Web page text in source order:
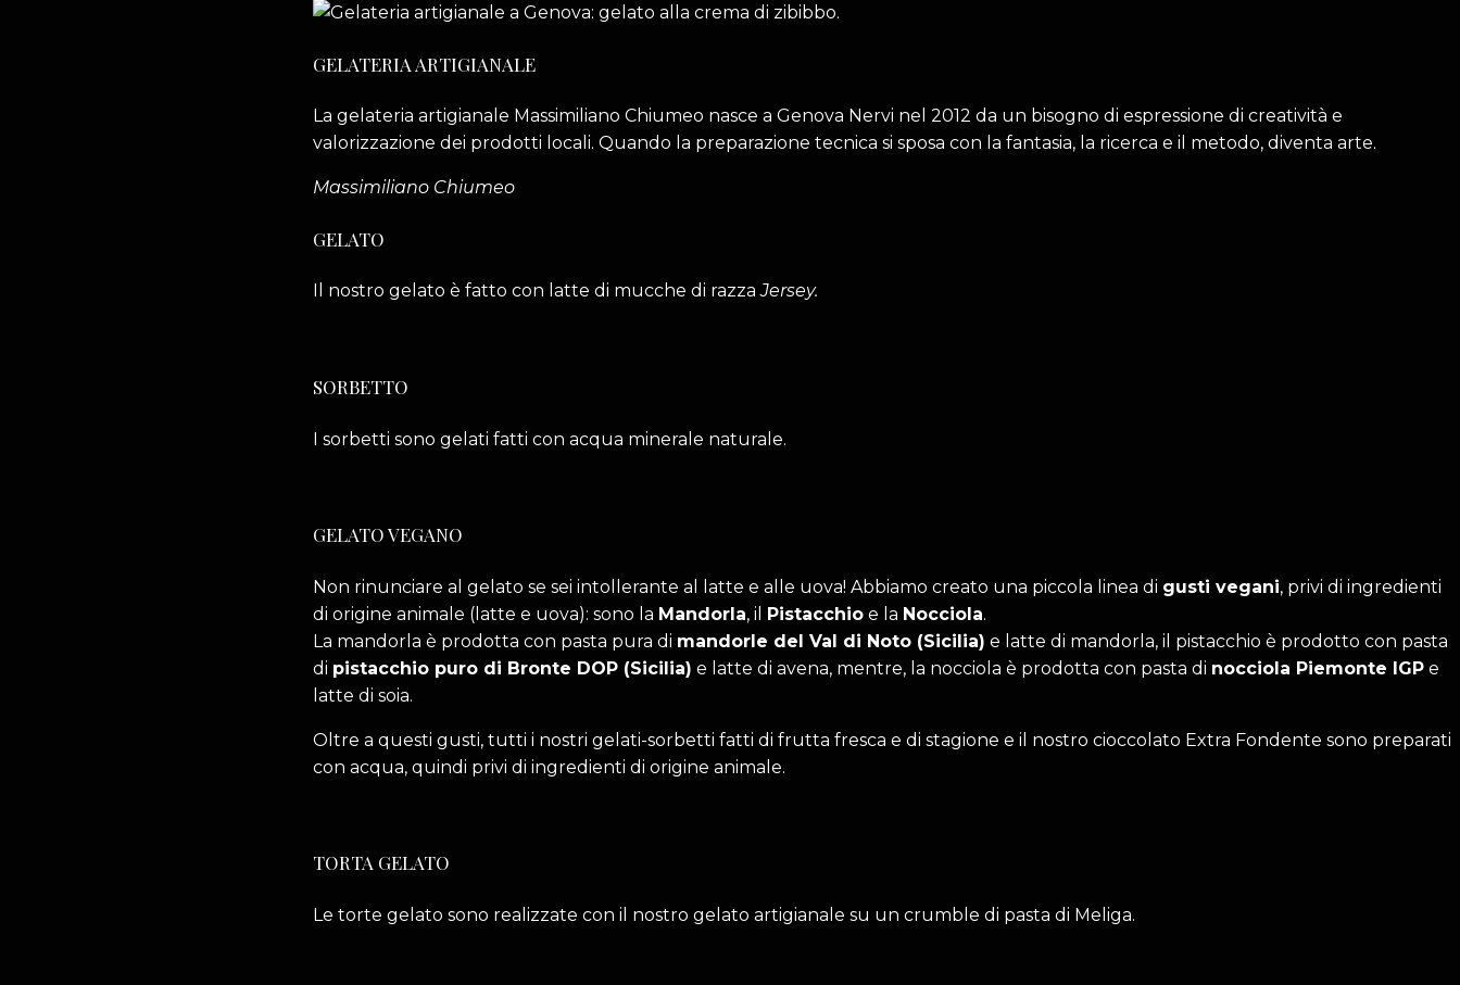
GELATERIA ARTIGIANALE
La gelateria artigianale Massimiliano Chiumeo nasce a Genova Nervi nel 2012 da un bisogno di espressione di creatività e
valorizzazione dei prodotti locali. Quando la preparazione tecnica si sposa con la fantasia, la ricerca e il metodo, diventa arte.
Massimiliano Chiumeo
GELATO
Il nostro gelato è fatto con latte di mucche di razzaJersey.
SORBETTO
I sorbetti sono gelati fatti con acqua minerale naturale.
GELATO VEGANO
Non rinunciare al gelato se sei intollerante al latte e alle uova! Abbiamo creato una piccola linea di gusti vegani, privi di ingredienti
di origine animale (latte e uova): sono la Mandorla, il Pistacchio e la Nocciola.
La mandorla è prodotta con pasta pura di mandorle del Val di Noto (Sicilia) e latte di mandorla, il pistacchio è prodotto con pasta
di pistacchio puro di Bronte DOP (Sicilia) e latte di avena, mentre, la nocciola è prodotta con pasta di nocciola Piemonte IGP e
latte di soia.
Oltre a questi gusti, tutti i nostri gelati-sorbetti fatti di frutta fresca e di stagione e il nostro cioccolato Extra Fondente sono preparati
con acqua, quindi privi di ingredienti di origine animale.
TORTA GELATO
Le torte gelato sono realizzate con il nostro gelato artigianale su un crumble di pasta di Meliga.